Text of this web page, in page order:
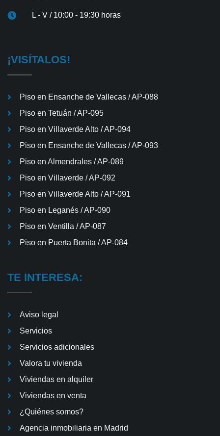
L - V / 10:00 - 19:30 horas
¡VISÍTALOS!
Piso en Ensanche de Vallecas / AP-088
Piso en Tetuán / AP-095
Piso en Villaverde Alto / AP-094
Piso en Ensanche de Vallecas / AP-093
Piso en Almendrales / AP-089
Piso en Villaverde / AP-092
Piso en Villaverde Alto / AP-091
Piso en Leganés / AP-090
Piso en Ventilla / AP-087
Piso en Puerta Bonita / AP-084
TE INTERESA:
Aviso legal
Servicios
Servicios adicionales
Valora tu vivienda
Viviendas en alquiler
Viviendas en venta
¿Quiénes somos?
Agencia inmobiliaria en Madrid